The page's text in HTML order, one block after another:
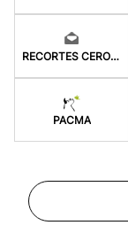
RECORTES CERO-GV
PACMA